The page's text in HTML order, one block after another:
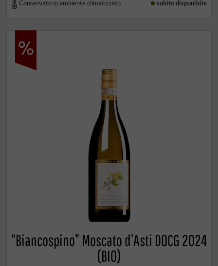
Conservato in ambiente climatizzato subito disponibile
“Biancospino” Moscato d’Asti DOCG 2024
(BIO)